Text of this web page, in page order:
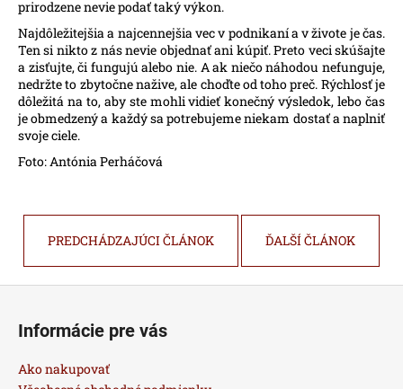
prirodzene nevie podať taký výkon.
Najdôležitejšia a najcennejšia vec v podnikaní a v živote je čas.
Ten si nikto z nás nevie objednať ani kúpiť. Preto veci skúšajte
a zisťujte, či fungujú alebo nie. A ak niečo náhodou nefunguje,
nedržte to zbytočne nažive, ale choďte od toho preč. Rýchlosť je
dôležitá na to, aby ste mohli vidieť konečný výsledok, lebo čas
je obmedzený a každý sa potrebujeme niekam dostať a naplniť
svoje ciele.
Foto: Antónia Perháčová
PREDCHÁDZAJÚCI ČLÁNOK ĎALŠÍ ČLÁNOK
Informácie pre vás
Ako nakupovať